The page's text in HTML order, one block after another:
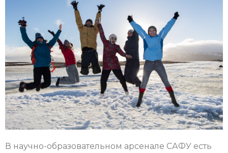
В научно-образовательном арсенале САФУ есть